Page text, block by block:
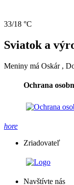
33/18 °C
Sviatok a
Meniny má Oskár ,
Ochrana
hore
Zriadovateľ
Navštívte nás